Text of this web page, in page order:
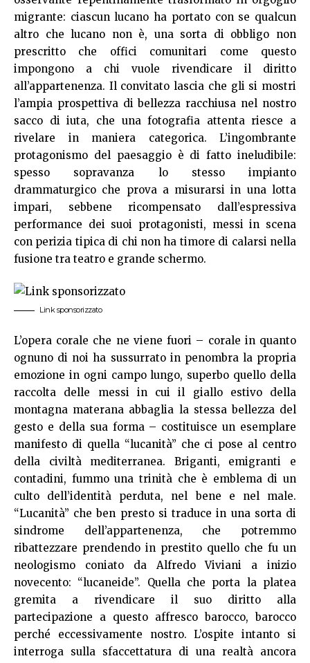
migrante: ciascun lucano ha portato con se qualcun
altro che lucano non è, una sorta di obbligo non
prescritto che offici comunitari come questo
impongono a chi vuole rivendicare il diritto
all’appartenenza. Il convitato lascia che gli si mostri
l’ampia prospettiva di bellezza racchiusa nel nostro
sacco di iuta, che una fotografia attenta riesce a
rivelare in maniera categorica. L’ingombrante
protagonismo del paesaggio è di fatto ineludibile:
spesso sopravanza lo stesso impianto
drammaturgico che prova a misurarsi in una lotta
impari, sebbene ricompensato dall’espressiva
performance dei suoi protagonisti, messi in scena
con perizia tipica di chi non ha timore di calarsi nella
fusione tra teatro e grande schermo.
Link sponsorizzato
L’opera corale che ne viene fuori – corale in quanto
ognuno di noi ha sussurrato in penombra la propria
emozione in ogni campo lungo, superbo quello della
raccolta delle messi in cui il giallo estivo della
montagna materana abbaglia la stessa bellezza del
gesto e della sua forma – costituisce un esemplare
manifesto di quella “lucanità” che ci pose al centro
della civiltà mediterranea. Briganti, emigranti e
contadini, fummo una trinità che è emblema di un
culto dell’identità perduta, nel bene e nel male.
“Lucanità” che ben presto si traduce in una sorta di
sindrome dell’appartenenza, che potremmo
ribattezzare prendendo in prestito quello che fu un
neologismo coniato da Alfredo Viviani a inizio
novecento: “lucaneide”. Quella che porta la platea
gremita a rivendicare il suo diritto alla
partecipazione a questo affresco barocco, barocco
perché eccessivamente nostro. L’ospite intanto si
interroga sulla sfaccettatura di una realtà ancora